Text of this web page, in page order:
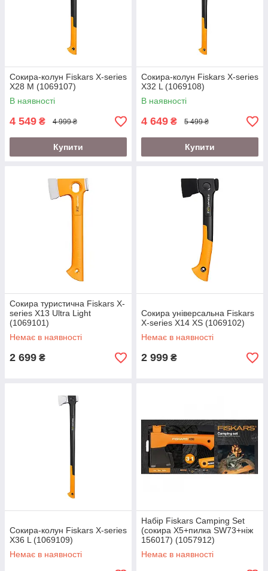
Сокира-колун Fiskars X-series
X28 M (1069107)
В наявності
4 549 ₴ 4 999 ₴
Купити
Сокира-колун Fiskars X-series
X32 L (1069108)
В наявності
4 649 ₴ 5 499 ₴
Купити
Сокира туристична Fiskars X-
series X13 Ultra Light
(1069101)
Немає в наявності
2 699 ₴
Сокира універсальна Fiskars
X-series X14 XS (1069102)
Немає в наявності
2 999 ₴
Сокира-колун Fiskars X-series
X36 L (1069109)
Немає в наявності
Набір Fiskars Camping Set
(сокира Х5+пилка SW73+ніж
156017) (1057912)
Немає в наявності